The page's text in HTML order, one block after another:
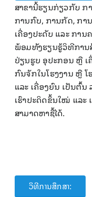
ສາຂາ​ນີ້ຮຽນກ່ຽວກັບ ກ
ການກົບ, ການກັດ, ການ
ເຄື່ອງປະດັບ ແລະ ກາ
ພ້ອມທັງຮຽນຮູ້ວິທີການ
ປ່ຽນຮູບ ອຸປະກອນ ຫຼື ເ
ກົນຈັກໃນໂຮງງານ ຫຼື ໂ
ແລະ ເຄື່ອງຍົນ ເປັນຕົ້
ເຮົາປະດິດຂຶ້ນໃໝ່ ແລະ
ສາມາດຫາຊື້ໄດ້.
ວິທີການສຶກສາ: